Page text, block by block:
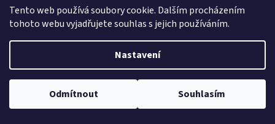
Tento web používá soubory cookie. Dalším procházením
tohoto webu vyjadřujete souhlas s jejich používáním.
Nastavení
Odmítnout Souhlasím
99 Kč Do košíku
Hřejivé vlněné dětské a dámské prstové rukavice s fleecovou
podšívkou. Dvouvrstvé provedení, univerzální velikost. Ideální na